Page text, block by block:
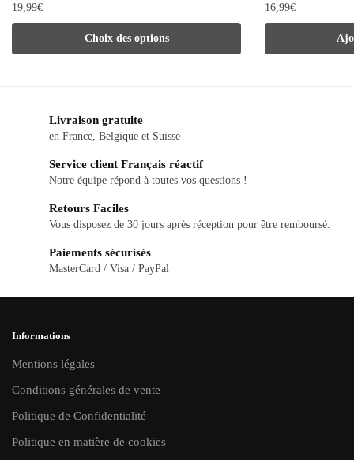
19,99€
Choix des options
produit
variations.
options
du
produit
16,99€
Livraison gratuite
en France, Belgique et Suisse
Service client Français réactif
Notre équipe répond à toutes vos questions !
Retours Faciles
Vous disposez de 30 jours après réception pour être remboursé.
Paiements sécurisés
MasterCard / Visa / PayPal
Informations
Mentions légales
Conditions générales de vente
Politique de Confidentialité
Politique en matière de cookies